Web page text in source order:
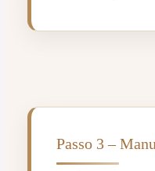
Passo 3 –